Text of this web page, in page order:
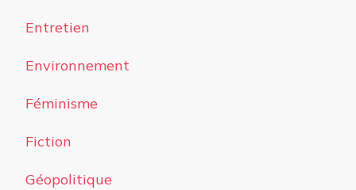
Entretien
Environnement
Féminisme
Fiction
Géopolitique